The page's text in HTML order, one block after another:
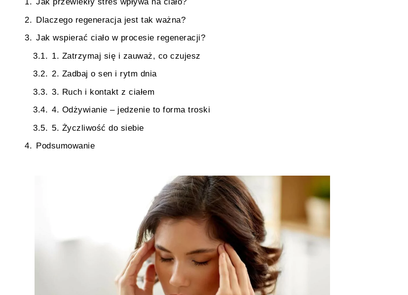
Dlaczego regeneracja jest tak ważna?
Jak wspierać ciało w procesie regeneracji?
1. Zatrzymaj się i zauważ, co czujesz
2. Zadbaj o sen i rytm dnia
3. Ruch i kontakt z ciałem
4. Odżywianie – jedzenie to forma troski
5. Życzliwość do siebie
Podsumowanie